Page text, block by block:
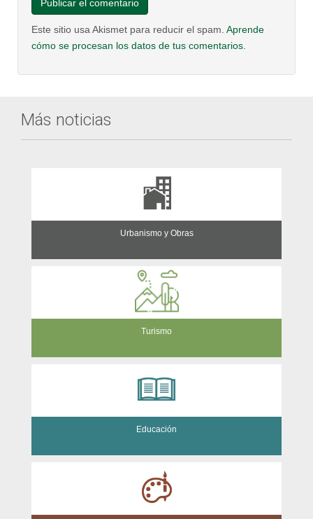
Este sitio usa Akismet para reducir el spam. Aprende
cómo se procesan los datos de tus comentarios.
Más noticias
Urbanismo y Obras
Turismo
Educación